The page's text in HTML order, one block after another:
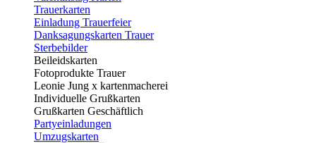
Trauerkarten
Einladung Trauerfeier
Danksagungskarten Trauer
Sterbebilder
Beileidskarten
Fotoprodukte Trauer
Leonie Jung x kartenmacherei
Individuelle Grußkarten
Grußkarten Geschäftlich
Partyeinladungen
Umzugskarten